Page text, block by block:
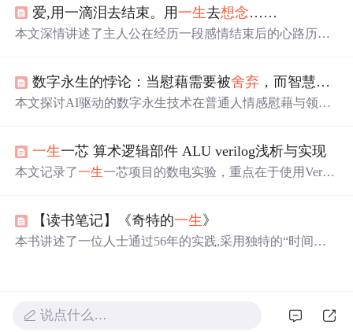
是物质，都要学会适时放手。通过自我反省和努力，追求
内心的温暖与明亮，创造属于自己的独特生活。
爱,用一滴泪去结束。用一生去想念……
本文深情讲述了主人公在经历一段感情结束后的心路历
数字永生的悖论：当慰藉需要被舍弃 ，而智慧渴望被延续
本文探讨AI驱动的数字永生技术在普通人情感慰藉与领导
迭代与功能实效，无视‘真实’而专注决策效用。核心矛盾
在于情感需求依赖真实性与唯一性，而功能需求仅关注有
一生一芯 算术逻辑部件 ALU verilog浅析与实现
本文记录了一生一芯项目的数电实验，重点在于使用Verilo
现。在调试过程中遇到加法结果不一致的问题，最终通过
改进代码解决了溢出标志的获取。
【读书笔记】《奇特的一生 》
本书讲述了一位人士通过56年的实践,采用独特的“时间统
说点什么…